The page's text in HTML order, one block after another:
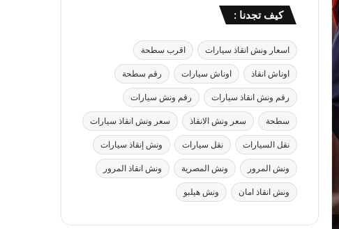
كيف تجدنا :
اسعار ونش انقاذ سيارات اقرب سطحة
اوناش انقاذ اوناش سيارات رقم سطحة
رقم ونش انقاذ سيارات رقم ونش سيارات
سطحة سعر ونش الانقاذ سعر ونش انقاذ سيارات
نقل السيارات نقل سيارات ونش إنقاذ سيارات
ونش المرور ونش المصرية ونش انقاذ المرور
ونش انقاذ امان ونش هيلبو